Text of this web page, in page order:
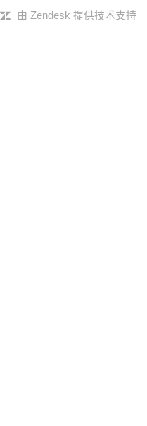
由 Zendesk 提供技术支持